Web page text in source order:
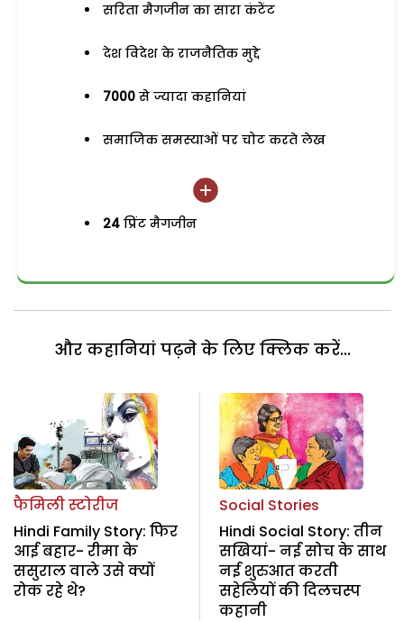
सरिता मैगजीन का सारा कंटेंट
देश विदेश के राजनैतिक मुद्दे
7000 से ज्यादा कहानियां
समाजिक समस्याओं पर चोट करते लेख
24 प्रिंट मैगजीन
और कहानियां पढ़ने के लिए क्लिक करें...
फैमिली स्टोरीज
Hindi Family Story: फिर
आई बहार- रीमा के
ससुराल वाले उसे क्यों
रोक रहे थे?
Social Stories
Hindi Social Story: तीन
सखियां- नई सोच के साथ
नई शुरुआत करती
सहेलियों की दिलचस्प
कहानी